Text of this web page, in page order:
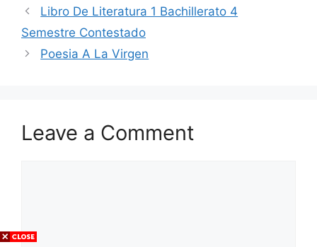
Libro De Literatura 1 Bachillerato 4
Semestre Contestado
Poesia A La Virgen
Leave a Comment